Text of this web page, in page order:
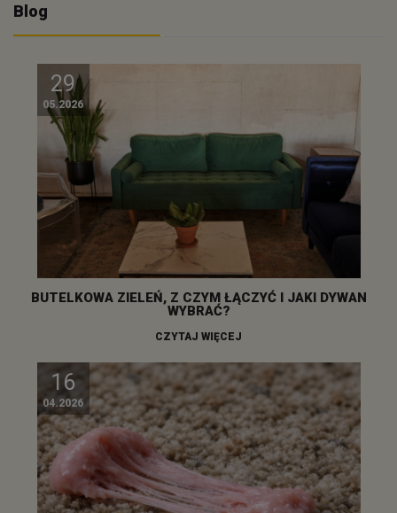
Blog
29
05.2026
BUTELKOWA ZIELEŃ, Z CZYM ŁĄCZYĆ I JAKI DYWAN
WYBRAĆ?
CZYTAJ WIĘCEJ
16
04.2026